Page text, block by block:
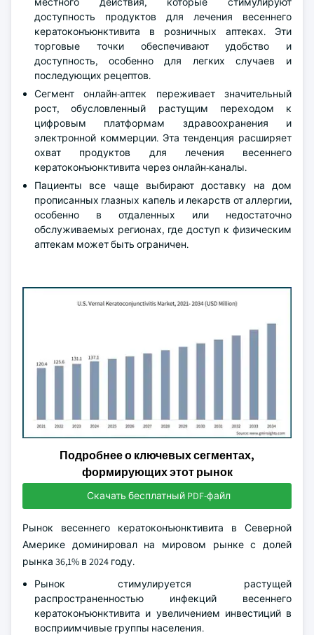
доступность продуктов для лечения весеннего
кератоконъюнктивита в розничных аптеках. Эти
торговые точки обеспечивают удобство и
доступность, особенно для легких случаев и
последующих рецептов.
Сегмент онлайн-аптек переживает значительный
рост, обусловленный растущим переходом к
цифровым платформам здравоохранения и
электронной коммерции. Эта тенденция расширяет
охват продуктов для лечения весеннего
кератоконъюнктивита через онлайн-каналы.
Пациенты все чаще выбирают доставку на дом
прописанных глазных капель и лекарств от аллергии,
особенно в отдаленных или недостаточно
обслуживаемых регионах, где доступ к физическим
аптекам может быть ограничен.
Подробнее о ключевых сегментах,
формирующих этот рынок
Скачать бесплатный PDF-файл
Рынок весеннего кератоконъюнктивита в Северной
Америке доминировал на мировом рынке с долей
рынка 36,1% в 2024 году.
Рынок стимулируется растущей
распространенностью инфекций весеннего
кератоконъюнктивита и увеличением инвестиций в
восприимчивые группы населения.